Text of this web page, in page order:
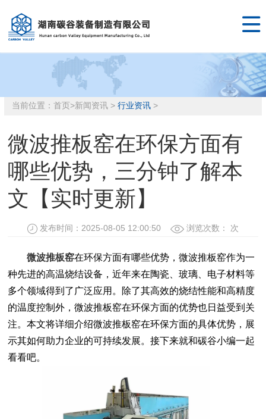

当前位置： 首页>新闻资讯> 行业资讯>
微波推板窑在环保方面有
哪些优势，三分钟了解本
文【实时更新】
发布时间：2025-08-05 12:00:50 浏览次数： 次
微波推板窑在环保方面有哪些优势，微波推板窑作为一
种先进的高温烧结设备，近年来在陶瓷、玻璃、电子材料等
多个领域得到了广泛应用。除了其高效的烧结性能和高精度
的温度控制外，微波推板窑在环保方面的优势也日益受到关
注。本文将详细介绍微波推板窑在环保方面的具体优势，展
示其如何助力企业的可持续发展。接下来就和碳谷小编一起
看看吧。